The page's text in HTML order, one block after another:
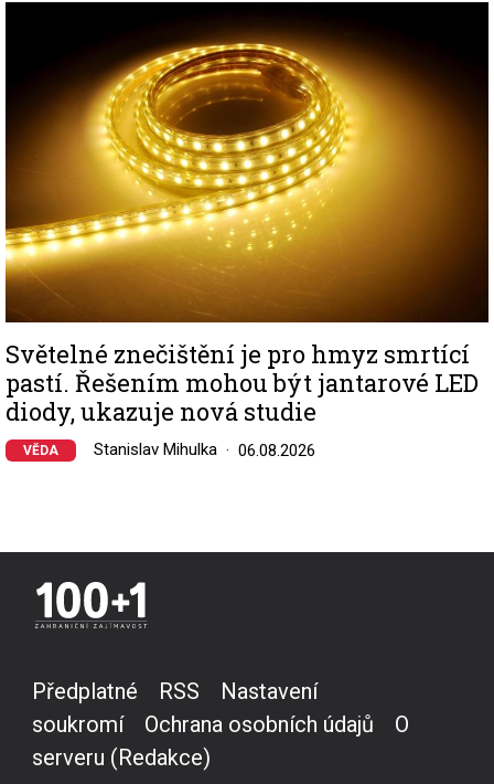
Světelné znečištění je pro hmyz smrtící
pastí. Řešením mohou být jantarové LED
diody, ukazuje nová studie
VĚDA Stanislav Mihulka 06.08.2026
Předplatné RSS
Nastavení
soukromí
Ochrana osobních údajů
O
serveru (Redakce)